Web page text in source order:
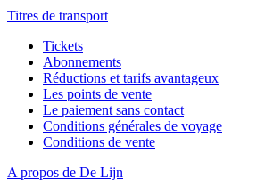
Titres de transport
Tickets
Abonnements
Réductions et tarifs avantageux
Les points de vente
Le paiement sans contact
Conditions générales de voyage
Conditions de vente
A propos de De Lijn